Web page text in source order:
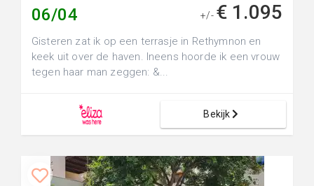
06/04 +/- € 1.095
Gisteren zat ik op een terrasje in Rethymnon en
keek uit over de haven. Ineens hoorde ik een vrouw
tegen haar man zeggen: &...
Bekijk